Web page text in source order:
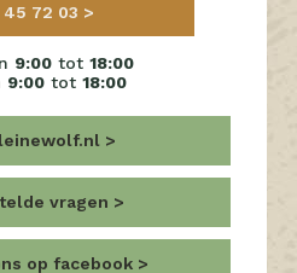
72 03
9:00 tot 18:00
9:00 tot 18:00
vragen
op facebook